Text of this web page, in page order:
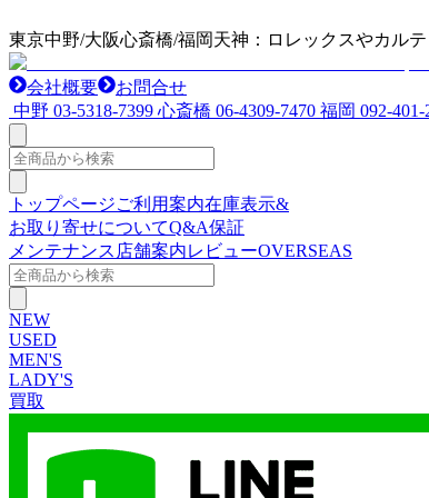
東京中野/大阪心斎橋/福岡天神：ロレックスやカル
会社概要
お問合せ
中野 03-5318-7399 心斎橋 06-4309-7470 福岡 092-401-
トップページご利用案内在庫表示&
お取り寄せについてQ&A保証
メンテナンス 店舗案内レビューOVERSEAS
NEW
USED
MEN'S
LADY'S
買取